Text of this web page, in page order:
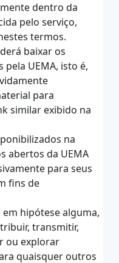
dentro da
pelo serviço,
termos.
baixar os
UEMA, isto é,
para
similar exibido na
na
abertos da UEMA
para seus
fins de
em hipótese alguma,
transmitir,
ou explorar
quaisquer outros